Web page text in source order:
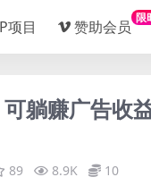
项目 赞助会员 限
躺赚广告收
89 8.9K 10